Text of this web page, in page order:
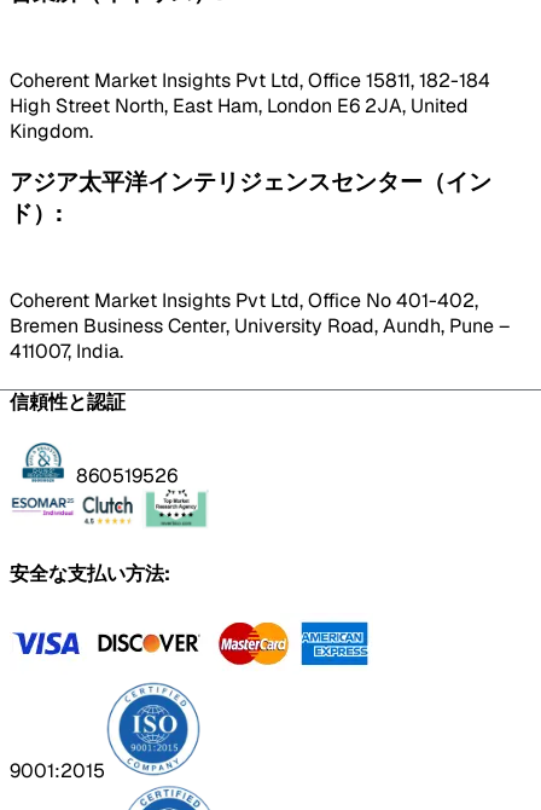
Coherent Market Insights Pvt Ltd, Office 15811, 182-184
High Street North, East Ham, London E6 2JA, United
Kingdom.
アジア太平洋インテリジェンスセンター（イン
ド）:
Coherent Market Insights Pvt Ltd, Office No 401-402,
Bremen Business Center, University Road, Aundh, Pune –
411007, India.
信頼性と認証
860519526
安全な支払い方法:
9001:2015